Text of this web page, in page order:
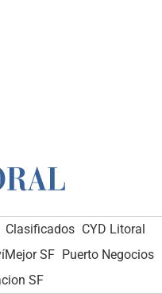
Clasificados CYD Litoral
SF Puerto Negocios
SF